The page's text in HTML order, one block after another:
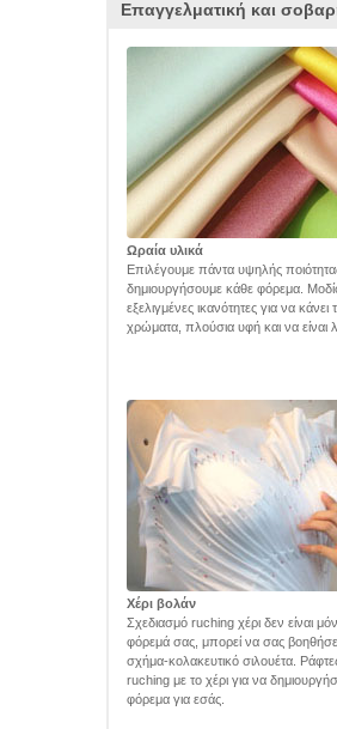
Επαγγελματική και
Ωραία υλικά
Επιλέγουμε πάντα υψηλής
δημιουργήσουμε κάθε φόρεμα.
εξελιγμένες ικανότητες για να
χρώματα, πλούσια υφή και να είναι
Χέρι βολάν
Σχεδιασμό ruching χέρι δεν είναι
φόρεμά σας, μπορεί να σας
σχήμα-κολακευτικό σιλουέτα.
ruching με το χέρι για να
φόρεμα για εσάς.